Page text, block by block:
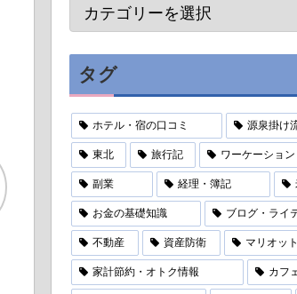
タグ
ホテル・宿の口コミ 源泉掛け
東北 旅行記 ワーケーション
副業 経理・簿記
お金の基礎知識 ブログ・ライ
不動産 資産防衛 マリオッ
家計節約・オトク情報 カフ